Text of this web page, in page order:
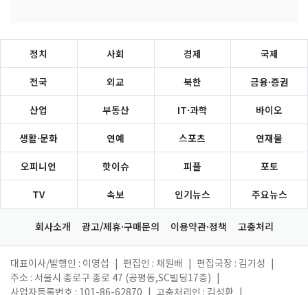
정치 사회 경제 국제
전국 외교 북한 금융·증권
산업 부동산 IT·과학 바이오
생활·문화 연예 스포츠 연재물
오피니언 핫이슈 피플 포토
TV 속보 인기뉴스 주요뉴스
회사소개 광고/제휴·구매문의 이용약관·정책 고충처리
대표이사/발행인 : 이영섭 편집인 : 채원배 편집국장 : 김기성
주소 : 서울시 종로구 종로 47 (공평동,SC빌딩17층)
사업자등록번호 : 101-86-62870
고충처리인 : 김성환